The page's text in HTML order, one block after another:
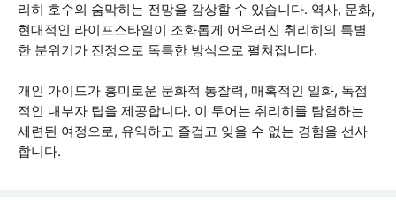
리히 호수의 숨막히는 전망을 감상할 수 있습니다. 역사, 문화,
현대적인 라이프스타일이 조화롭게 어우러진 취리히의 특별
한 분위기가 진정으로 독특한 방식으로 펼쳐집니다.
개인 가이드가 흥미로운 문화적 통찰력, 매혹적인 일화, 독점
적인 내부자 팁을 제공합니다. 이 투어는 취리히를 탐험하는
세련된 여정으로, 유익하고 즐겁고 잊을 수 없는 경험을 선사
합니다.